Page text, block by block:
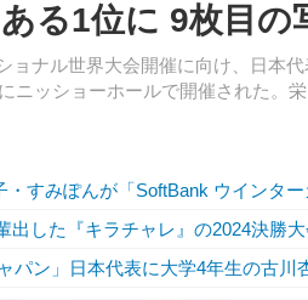
る1位に 9枚目の
ョナル世界大会開催に向け、日本
ニッショーホールで開催された。
・すみぽんが「SoftBank ウインタ
出した『キラチャレ』の2024決勝
パン」日本代表に大学4年生の古川